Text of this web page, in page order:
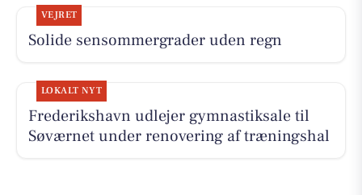
VEJRET
Solide sensommergrader uden regn
LOKALT NYT
Frederikshavn udlejer gymnastiksale til
Søværnet under renovering af træningshal